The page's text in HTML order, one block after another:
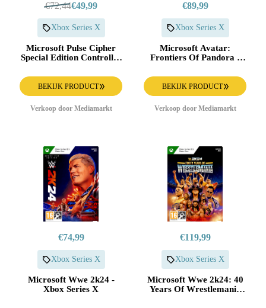
€72,44€49,99
Xbox Series X
Microsoft Pulse Cipher
Special Edition Controller
BEKIJK PRODUCT
Verkoop door Mediamarkt
€89,99
Xbox Series X
Microsoft Avatar:
Frontiers Of Pandora -
Series X
BEKIJK PRODUCT
Verkoop door Mediamarkt
€74,99
Xbox Series X
Microsoft Wwe 2k24 -
Xbox Series X
€119,99
Xbox Series X
Microsoft Wwe 2k24: 40
Years Of Wrestlemania